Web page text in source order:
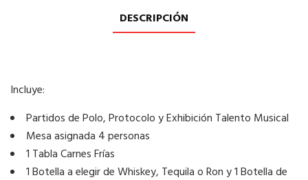
DESCRIPCIÓN
Incluye:
Partidos de Polo, Protocolo y Exhibición Talento Musical
Mesa asignada 4 personas
1 Tabla Carnes Frías
1 Botella a elegir de Whiskey, Tequila o Ron y 1 Botella de